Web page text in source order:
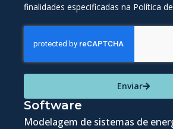
finalidades especificadas na Política
Enviar
Software
Modelagem de sistemas de